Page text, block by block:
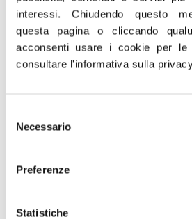
interessi.Chiudendo questo
questa pagina o cliccando
acconsenti usare i cookie per le
consultare l'informativa sulla
delNecessario
Preferenze
Statistiche
fiaccolata
per jan Palach